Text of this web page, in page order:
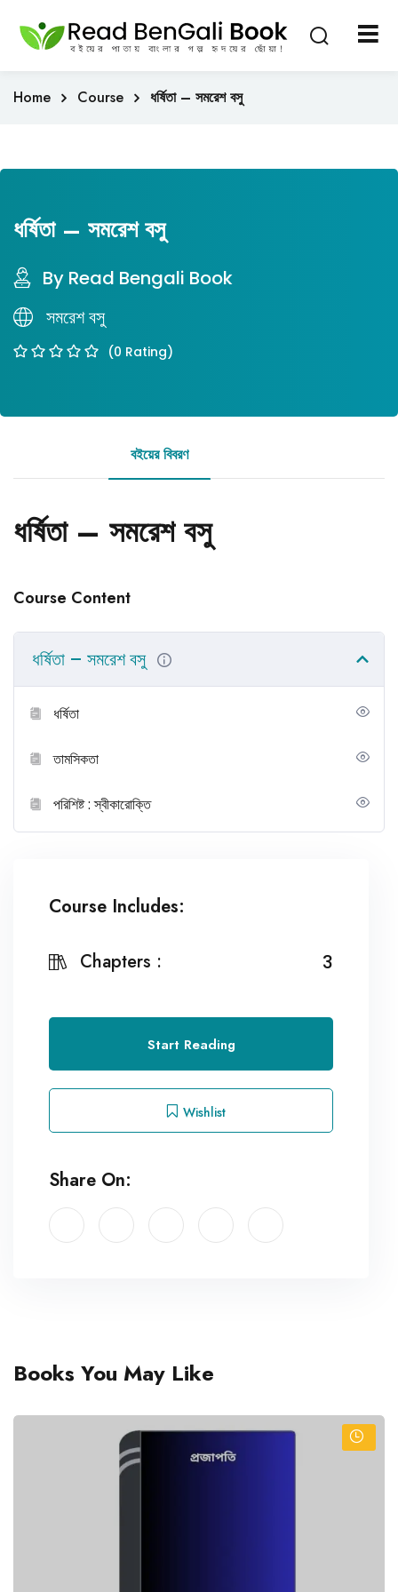
Home Course ধর্ষিতা – সমরেশ বসু
ধর্ষিতা – সমরেশ বসু
By Read Bengali Book
সমরেশ বসু
(0 Rating)
বইয়ের বিবরণ
ধর্ষিতা – সমরেশ বসু
Course Content
ধর্ষিতা – সমরেশ বসু
ধর্ষিতা
তামসিকতা
পরিশিষ্ট : স্বীকারোক্তি
Course Includes:
Chapters : 3
Start Reading
Wishlist
Share On:
Books You May Like
Sign in Sign up
Sign in
Remember me